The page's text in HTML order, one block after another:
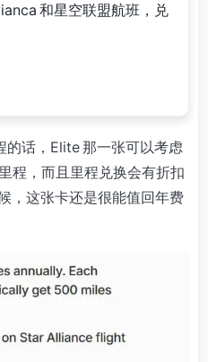
和星空联盟航班，兑
的话，Elite 那一张可以考虑
程，而且里程兑换会有折扣
，这张卡还是很能值回年费